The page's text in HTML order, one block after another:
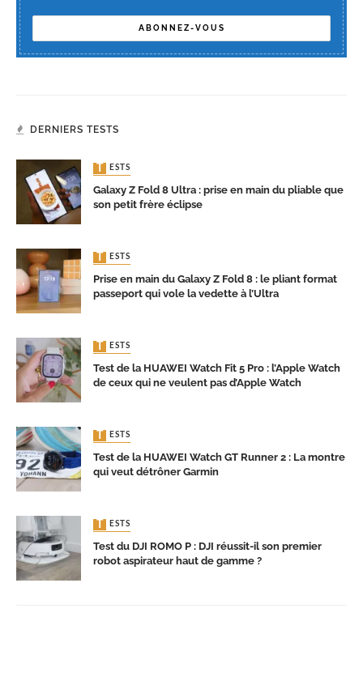
DERNIERS TESTS
TESTS
Galaxy Z Fold 8 Ultra : prise en main du pliable que
son petit frère éclipse
TESTS
Prise en main du Galaxy Z Fold 8 : le pliant format
passeport qui vole la vedette à l’Ultra
TESTS
Test de la HUAWEI Watch Fit 5 Pro : l’Apple Watch
de ceux qui ne veulent pas d’Apple Watch
TESTS
Test de la HUAWEI Watch GT Runner 2 : La montre
qui veut détrôner Garmin
TESTS
Test du DJI ROMO P : DJI réussit-il son premier
robot aspirateur haut de gamme ?